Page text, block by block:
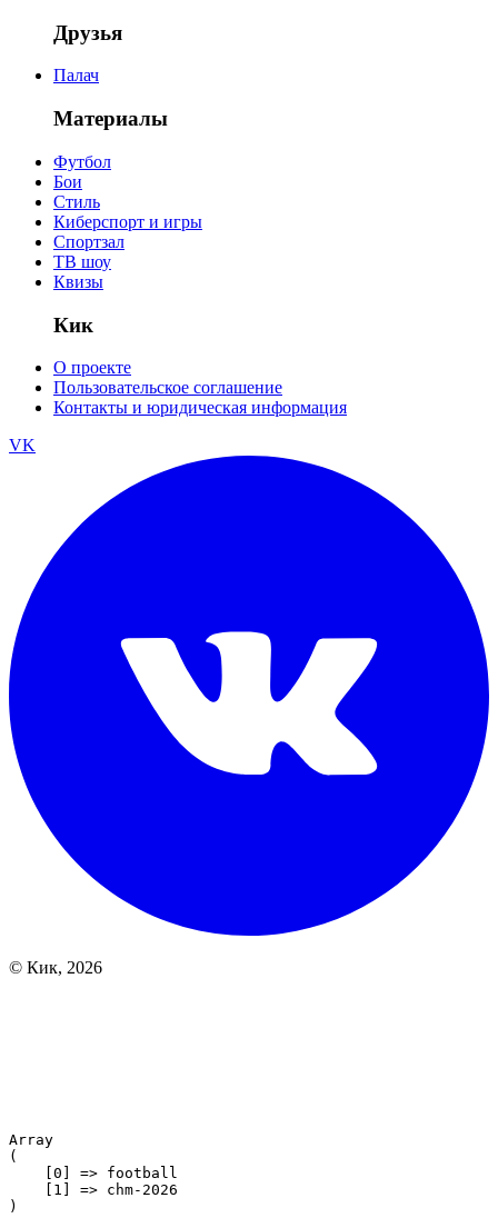
Друзья
Палач
Материалы
Футбол
Бои
Стиль
Киберспорт и игры
Спортзал
ТВ шоу
Квизы
Кик
О проекте
Пользовательское соглашение
Контакты и юридическая информация
VK
© Кик, 2026
Array
(
    [0] => football
    [1] => chm-2026